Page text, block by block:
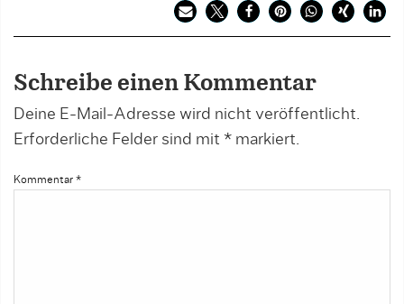
Schreibe einen Kommentar
Deine E-Mail-Adresse wird nicht veröffentlicht.
Erforderliche Felder sind mit * markiert.
Kommentar *